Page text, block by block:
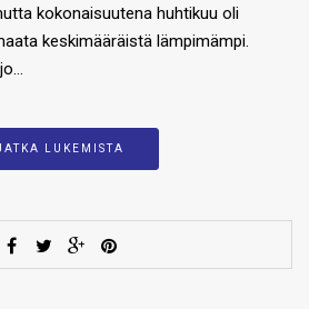
kokonaisuutena huhtikuu oli
keskimääräistä lämpimämpi.
LUKEMISTA